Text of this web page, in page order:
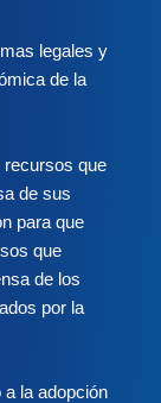
legales y
de la
recursos que
de sus
para que
que
de los
por la
la adopción